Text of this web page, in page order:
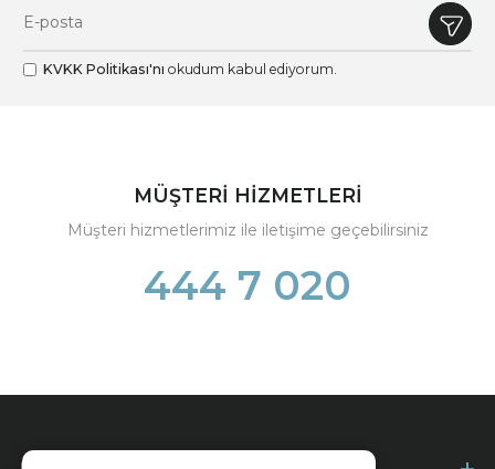
KVKK Politikası'nı okudum kabul ediyorum.
MÜŞTERİ HİZMETLERİ
Müşteri hizmetlerimiz ile iletişime geçebilirsiniz
444 7 020